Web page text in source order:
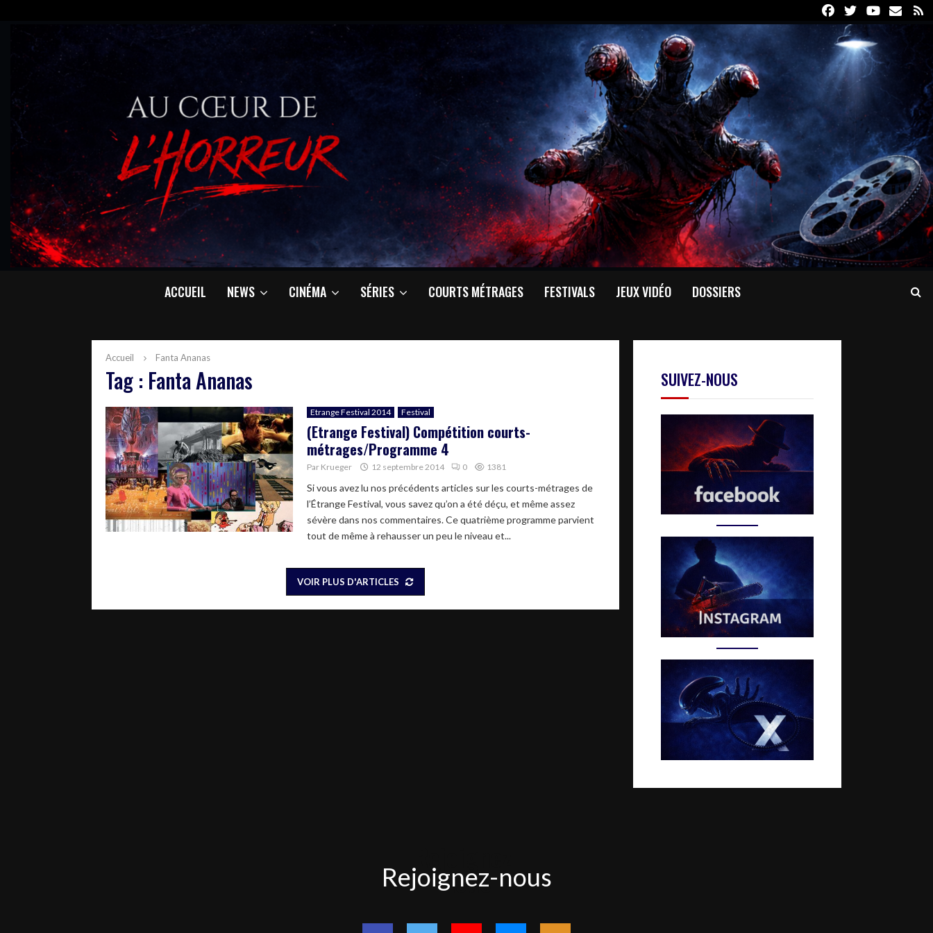
FacebookTwitterYoutube
Email
ACCUEIL NEWS CINÉMA SÉRIES COURTS MÉTRAGES FESTIVALS JEUX VIDÉO DOSSIERS
Accueil Fanta Ananas
Tag : Fanta Ananas
Etrange Festival 2014 Festival
(Etrange Festival) Compétition courts-
métrages/Programme 4
Par Krueger 12 septembre 2014 0 1381
Si vous avez lu nos précédents articles sur les courts-métrages de
l’Étrange Festival, vous savez qu’on a été déçu, et même assez
sévère dans nos commentaires. Ce quatrième programme parvient
tout de même à rehausser un peu le niveau et...
VOIR PLUS D'ARTICLES
SUIVEZ-NOUS
nous
Rejoignez-nous